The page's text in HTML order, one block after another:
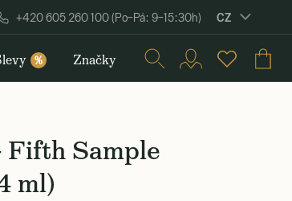
+420 605 260 100 (Po–Pá: 9–15:30h) CZ
% Značky
Sample
ml)